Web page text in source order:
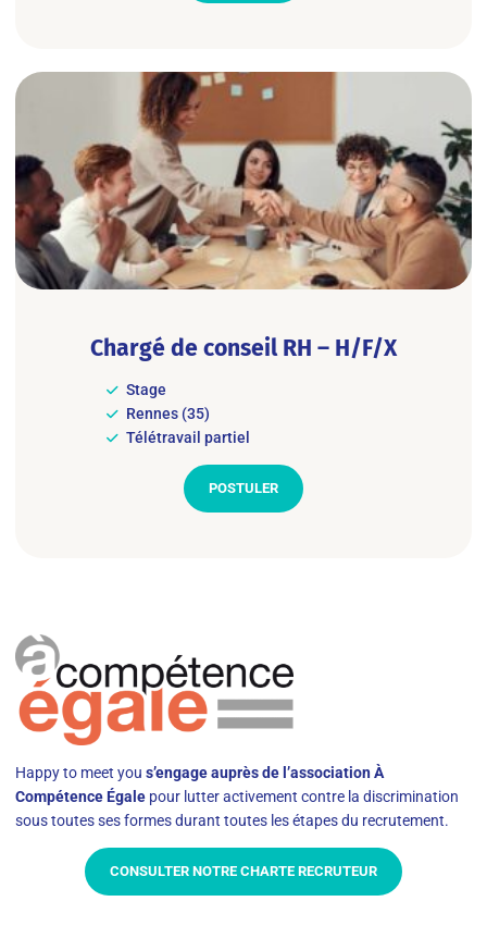
Chargé de conseil RH – H/F/X
Stage
Rennes (35)
Télétravail partiel
POSTULER
Happy to meet you s’engage auprès de l’association À
Compétence Égale pour lutter activement contre la discrimination
sous toutes ses formes durant toutes les étapes du recrutement.
CONSULTER NOTRE CHARTE RECRUTEUR